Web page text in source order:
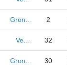
2
32
30